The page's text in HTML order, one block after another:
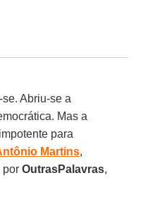
Abriu-se a
Mas a
para
Martins,
porOutrasPalavras,